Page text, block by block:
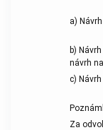
a)
b)
návrh
c)
Za